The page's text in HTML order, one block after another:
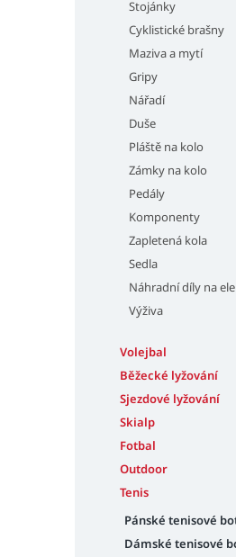
Stojánky
Cyklistické brašny
Maziva a mytí
Gripy
Nářadí
Duše
Pláště na kolo
Zámky na kolo
Pedály
Komponenty
Zapletená kola
Sedla
Náhradní díly na
Výživa
Volejbal
Běžecké lyžování
Sjezdové lyžování
Skialp
Fotbal
Outdoor
Tenis
Pánské tenisové
Dámské tenisové